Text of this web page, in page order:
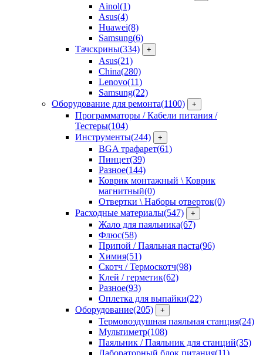
Ainol(1)
Asus(4)
Huawei(8)
Samsung(6)
Тачскрины(334) +
Asus(21)
China(280)
Lenovo(11)
Samsung(22)
Оборудование для ремонта(1100) +
Программаторы / Кабели питания /
Тестеры(104)
Инструменты(244) +
BGA трафарет(61)
Пинцет(39)
Разное(144)
Коврик монтажный \ Коврик
магнитный(0)
Отвертки \ Наборы отверток(0)
Расходные материалы(547) +
Жало для паяльника(67)
Флюс(58)
Припой / Паяльная паста(96)
Химия(51)
Скотч / Термоскотч(98)
Клей / герметик(62)
Разное(93)
Оплетка для выпайки(22)
Оборудование(205) +
Термовоздушная паяльная станция(24)
Мультиметр(108)
Паяльник / Паяльник для станций(35)
Лабораторный блок питания(11)